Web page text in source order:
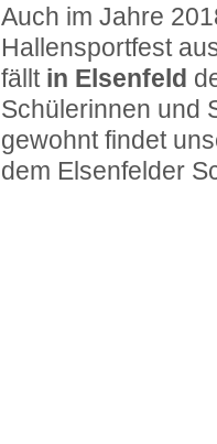
Auch im Jahre
Hallensportfest
fällt in Elsenfeld
Schülerinnen und
gewohnt findet
dem Elsenfelder